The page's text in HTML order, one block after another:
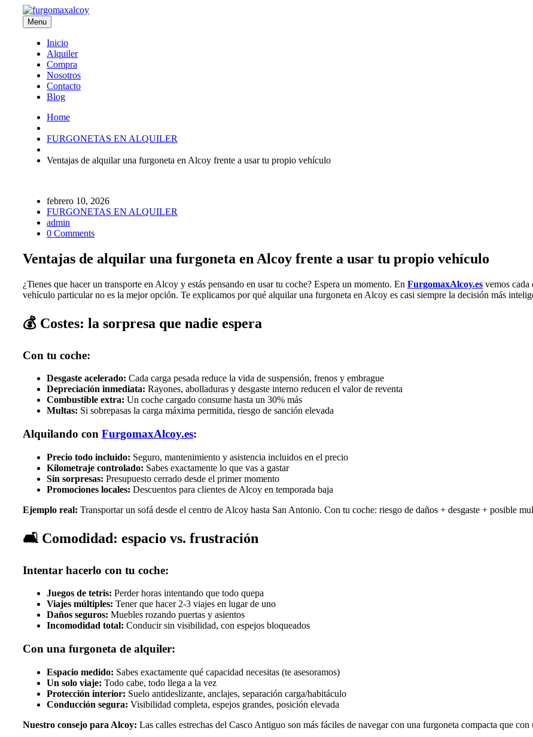
Menu
Inicio
Alquiler
Compra
Nosotros
Contacto
Blog
Home
FURGONETAS EN ALQUILER
Ventajas de alquilar una furgoneta en Alcoy frente a usar tu propio vehículo
febrero 10, 2026
FURGONETAS EN ALQUILER
admin
0 Comments
Ventajas de alquilar una furgoneta en Alcoy frente a usar tu propio vehículo
¿Tienes que hacer un transporte en Alcoy y estás pensando en usar tu coche? Espera un momento. En FurgomaxAlcoy.es vemos cada
vehículo particular no es la mejor opción. Te explicamos por qué alquilar una furgoneta en Alcoy es casi siempre la decisión más
💰 Costes: la sorpresa que nadie espera
Con tu coche:
Desgaste acelerado: Cada carga pesada reduce la vida de suspensión, frenos y embrague
Depreciación inmediata: Rayones, abolladuras y desgaste interno reducen el valor de reventa
Combustible extra: Un coche cargado consume hasta un 30% más
Multas: Si sobrepasas la carga máxima permitida, riesgo de sanción elevada
Alquilando con FurgomaxAlcoy.es:
Precio todo incluido: Seguro, mantenimiento y asistencia incluidos en el precio
Kilometraje controlado: Sabes exactamente lo que vas a gastar
Sin sorpresas: Presupuesto cerrado desde el primer momento
Promociones locales: Descuentos para clientes de Alcoy en temporada baja
Ejemplo real: Transportar un sofá desde el centro de Alcoy hasta San Antonio. Con tu coche: riesgo de daños + desgaste + posible
🛋️ Comodidad: espacio vs. frustración
Intentar hacerlo con tu coche:
Juegos de tetris: Perder horas intentando que todo quepa
Viajes múltiples: Tener que hacer 2-3 viajes en lugar de uno
Daños seguros: Muebles rozando puertas y asientos
Incomodidad total: Conducir sin visibilidad, con espejos bloqueados
Con una furgoneta de alquiler:
Espacio medido: Sabes exactamente qué capacidad necesitas (te asesoramos)
Un solo viaje: Todo cabe, todo llega a la vez
Protección interior: Suelo antideslizante, anclajes, separación carga/habitáculo
Conducción segura: Visibilidad completa, espejos grandes, posición elevada
Nuestro consejo para Alcoy: Las calles estrechas del Casco Antiguo son más fáciles de navegar con una furgoneta compacta que